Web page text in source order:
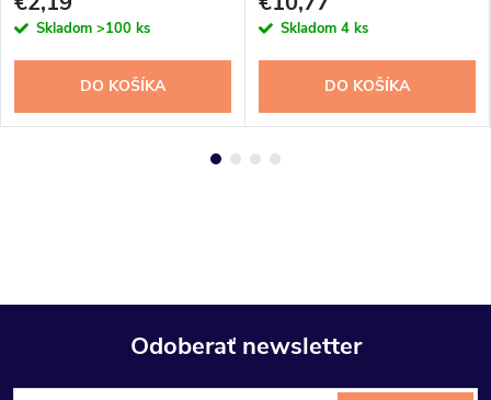
Skladom >100 ks
DO KOŠÍKA
Skladom 4 ks
DO KOŠÍKA
Odoberať newsletter